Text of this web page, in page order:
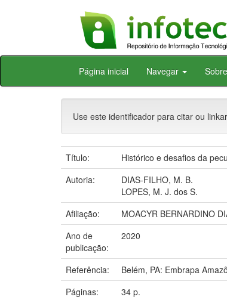
Skip
Página inicial Navegar Sobre
Use este identificador para citar ou
Título:
Histórico e desafios da
Autoria:
DIAS-FILHO, M. B.
LOPES, M. J. dos S.
Afiliação:
MOACYR BERNARDINO
Ano de
publicação:
2020
Referência:
Belém, PA: Embrapa
Páginas:
34 p.